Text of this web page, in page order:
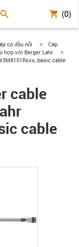
(0)
icon-arrow-right
có đầu nối igus-icon-
Cáp
arrow-right
hợp với Berger Lahr
basic cable
cable
cable